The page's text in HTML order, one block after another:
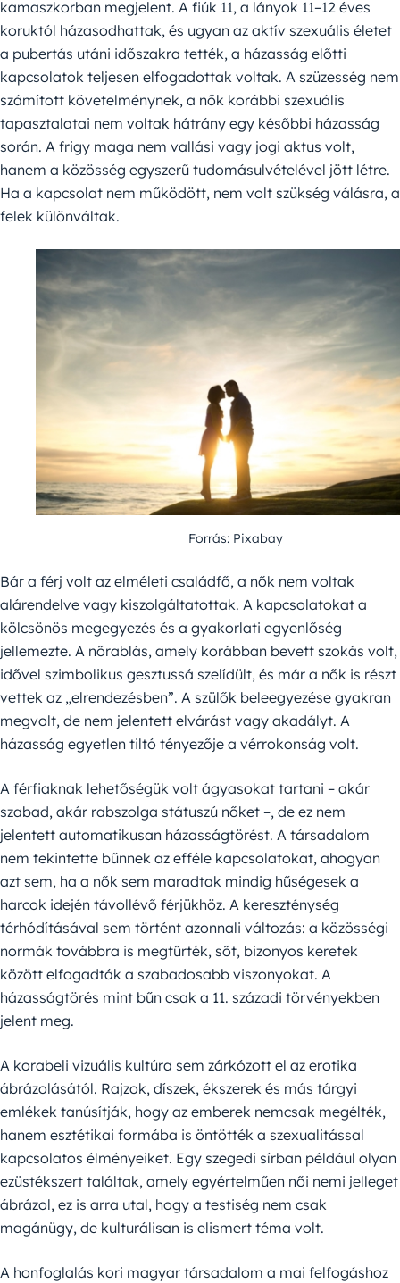
kamaszkorban megjelent. A fiúk 11, a lányok 11–12 éves
koruktól házasodhattak, és ugyan az aktív szexuális életet
a pubertás utáni időszakra tették, a házasság előtti
kapcsolatok teljesen elfogadottak voltak. A szüzesség nem
számított követelménynek, a nők korábbi szexuális
tapasztalatai nem voltak hátrány egy későbbi házasság
során. A frigy maga nem vallási vagy jogi aktus volt,
hanem a közösség egyszerű tudomásulvételével jött létre.
Ha a kapcsolat nem működött, nem volt szükség válásra, a
felek különváltak.
Forrás: Pixabay
Bár a férj volt az elméleti családfő, a nők nem voltak
alárendelve vagy kiszolgáltatottak. A kapcsolatokat a
kölcsönös megegyezés és a gyakorlati egyenlőség
jellemezte. A nőrablás, amely korábban bevett szokás volt,
idővel szimbolikus gesztussá szelídült, és már a nők is részt
vettek az „elrendezésben”. A szülők beleegyezése gyakran
megvolt, de nem jelentett elvárást vagy akadályt. A
házasság egyetlen tiltó tényezője a vérrokonság volt.
A férfiaknak lehetőségük volt ágyasokat tartani – akár
szabad, akár rabszolga státuszú nőket –, de ez nem
jelentett automatikusan házasságtörést. A társadalom
nem tekintette bűnnek az efféle kapcsolatokat, ahogyan
azt sem, ha a nők sem maradtak mindig hűségesek a
harcok idején távollévő férjükhöz. A kereszténység
térhódításával sem történt azonnali változás: a közösségi
normák továbbra is megtűrték, sőt, bizonyos keretek
között elfogadták a szabadosabb viszonyokat. A
házasságtörés mint bűn csak a 11. századi törvényekben
jelent meg.
A korabeli vizuális kultúra sem zárkózott el az erotika
ábrázolásától. Rajzok, díszek, ékszerek és más tárgyi
emlékek tanúsítják, hogy az emberek nemcsak megélték,
hanem esztétikai formába is öntötték a szexualitással
kapcsolatos élményeiket. Egy szegedi sírban például olyan
ezüstékszert találtak, amely egyértelműen női nemi jelleget
ábrázol, ez is arra utal, hogy a testiség nem csak
magánügy, de kulturálisan is elismert téma volt.
A honfoglalás kori magyar társadalom a mai felfogáshoz